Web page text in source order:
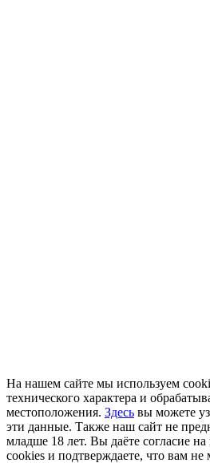
На нашем сайте мы используем
технического характера и
местоположения. Здесь вы можете
эти данные. Также наш сайт не
младше 18 лет. Вы даёте согласие
cookies и подтверждаете, что вам не